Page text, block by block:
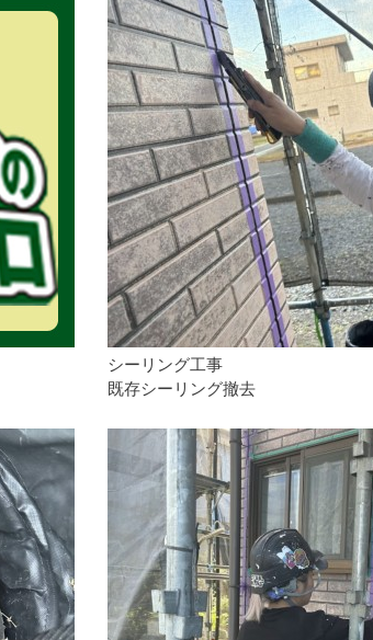
シーリング工事
既存シーリング撤去